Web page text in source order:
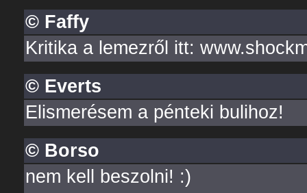
© Faffy
Kritika a lemezről itt:
© Everts
Elismerésem a pénteki bulihoz!
© Borso
nem kell beszolni! :)